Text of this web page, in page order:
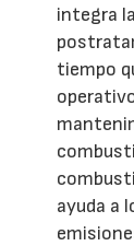
integra
tiempo
ayuda a